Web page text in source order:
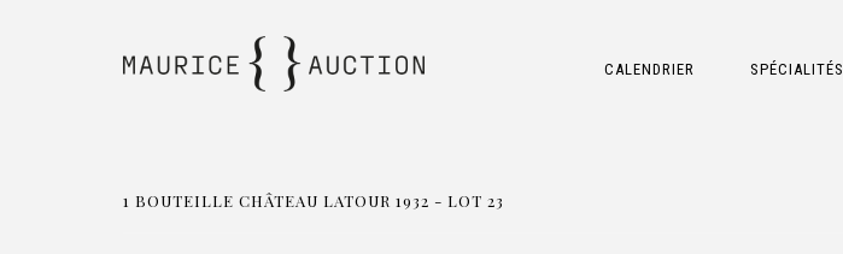
CALENDRIER SPÉCIALITÉS
1 BOUTEILLE CHÂTEAU LATOUR 1932 - LOT 23